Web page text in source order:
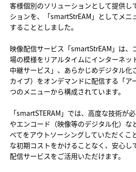
客様個別のソリューションとして提供し
ションを、「smartStrEAM」としてメニ
することとしました。
映像配信サービス「smartStrEAM」は、
場の模様をリアルタイムにインターネッ
中継サービス」、あらかじめデジタル化
カイブ）をオンデマンドに配信する「ア
つのメニューから構成されています。
「smartSTERAM」では、高度な技術が
やエンコード（映像等のデジタル化）な
べてをアウトソーシングしていただくこ
な初期コストをかけることなく、安心し
配信サービスをご活用いただけます。